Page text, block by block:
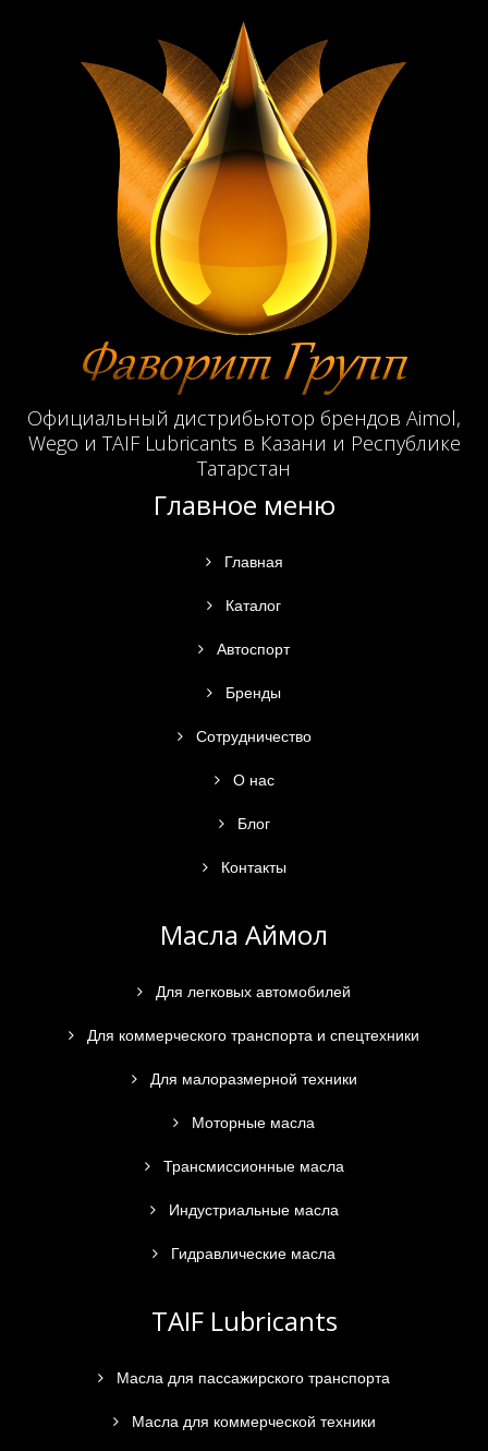
Официальный дистрибьютор брендов Aimol,
Wego и TAIF Lubricants в Казани и Республике
Татарстан
Главное меню
Главная
Каталог
Автоспорт
Бренды
Сотрудничество
О нас
Блог
Контакты
Масла Аймол
Для легковых автомобилей
Для коммерческого транспорта и спецтехники
Для малоразмерной техники
Моторные масла
Трансмиссионные масла
Индустриальные масла
Гидравлические масла
TAIF Lubricants
Масла для пассажирского транспорта
Масла для коммерческой техники